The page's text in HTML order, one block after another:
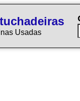
Usadas